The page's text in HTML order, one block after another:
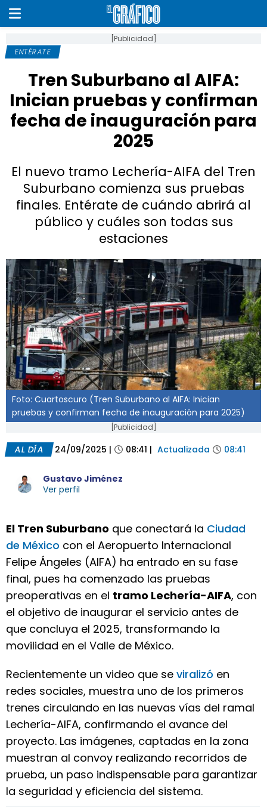
[Publicidad]
ENTÉRATE
Tren Suburbano al AIFA:
Inician pruebas y confirman
fecha de inauguración para
2025
El nuevo tramo Lechería-AIFA del Tren
Suburbano comienza sus pruebas
finales. Entérate de cuándo abrirá al
público y cuáles son todas sus
estaciones
Foto: Cuartoscuro (Tren Suburbano al AIFA: Inician
pruebas y confirman fecha de inauguración para 2025)
[Publicidad]
AL DÍA 24/09/2025 | 08:41 | Actualizada 08:41
Gustavo Jiménez
Ver perfil
El Tren Suburbano que conectará la Ciudad
de México con el Aeropuerto Internacional
Felipe Ángeles (AIFA) ha entrado en su fase
final, pues ha comenzado las pruebas
preoperativas en el tramo Lechería-AIFA, con
el objetivo de inaugurar el servicio antes de
que concluya el 2025, transformando la
movilidad en el Valle de México.
Recientemente un video que se viralizó en
redes sociales, muestra uno de los primeros
trenes circulando en las nuevas vías del ramal
Lechería-AIFA, confirmando el avance del
proyecto. Las imágenes, captadas en la zona
muestran al convoy realizando recorridos de
prueba, un paso indispensable para garantizar
la seguridad y eficiencia del sistema.